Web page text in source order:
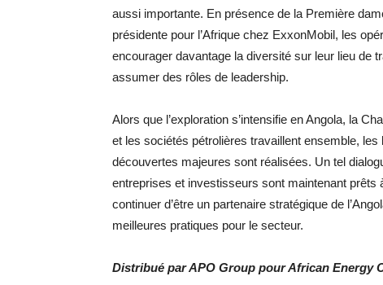
aussi importante. En présence de la Première
présidente pour l’Afrique chez ExxonMobil, les
encourager davantage la diversité sur leur lieu de
assumer des rôles de leadership.
Alors que l’exploration s’intensifie en Angola, la
et les sociétés pétrolières travaillent ensemble,
découvertes majeures sont réalisées. Un tel
entreprises et investisseurs sont maintenant
continuer d’être un partenaire stratégique de
meilleures pratiques pour le secteur.
Distribué par APO Group pour African Energy